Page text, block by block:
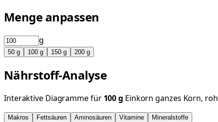
Menge anpassen
g
50 g 100 g 150 g 200 g
Nährstoff-Analyse
Interaktive Diagramme für 100g Einkorn ganzes Korn, roh
Makros Fettsäuren Aminosäuren Vitamine Mineralstoffe